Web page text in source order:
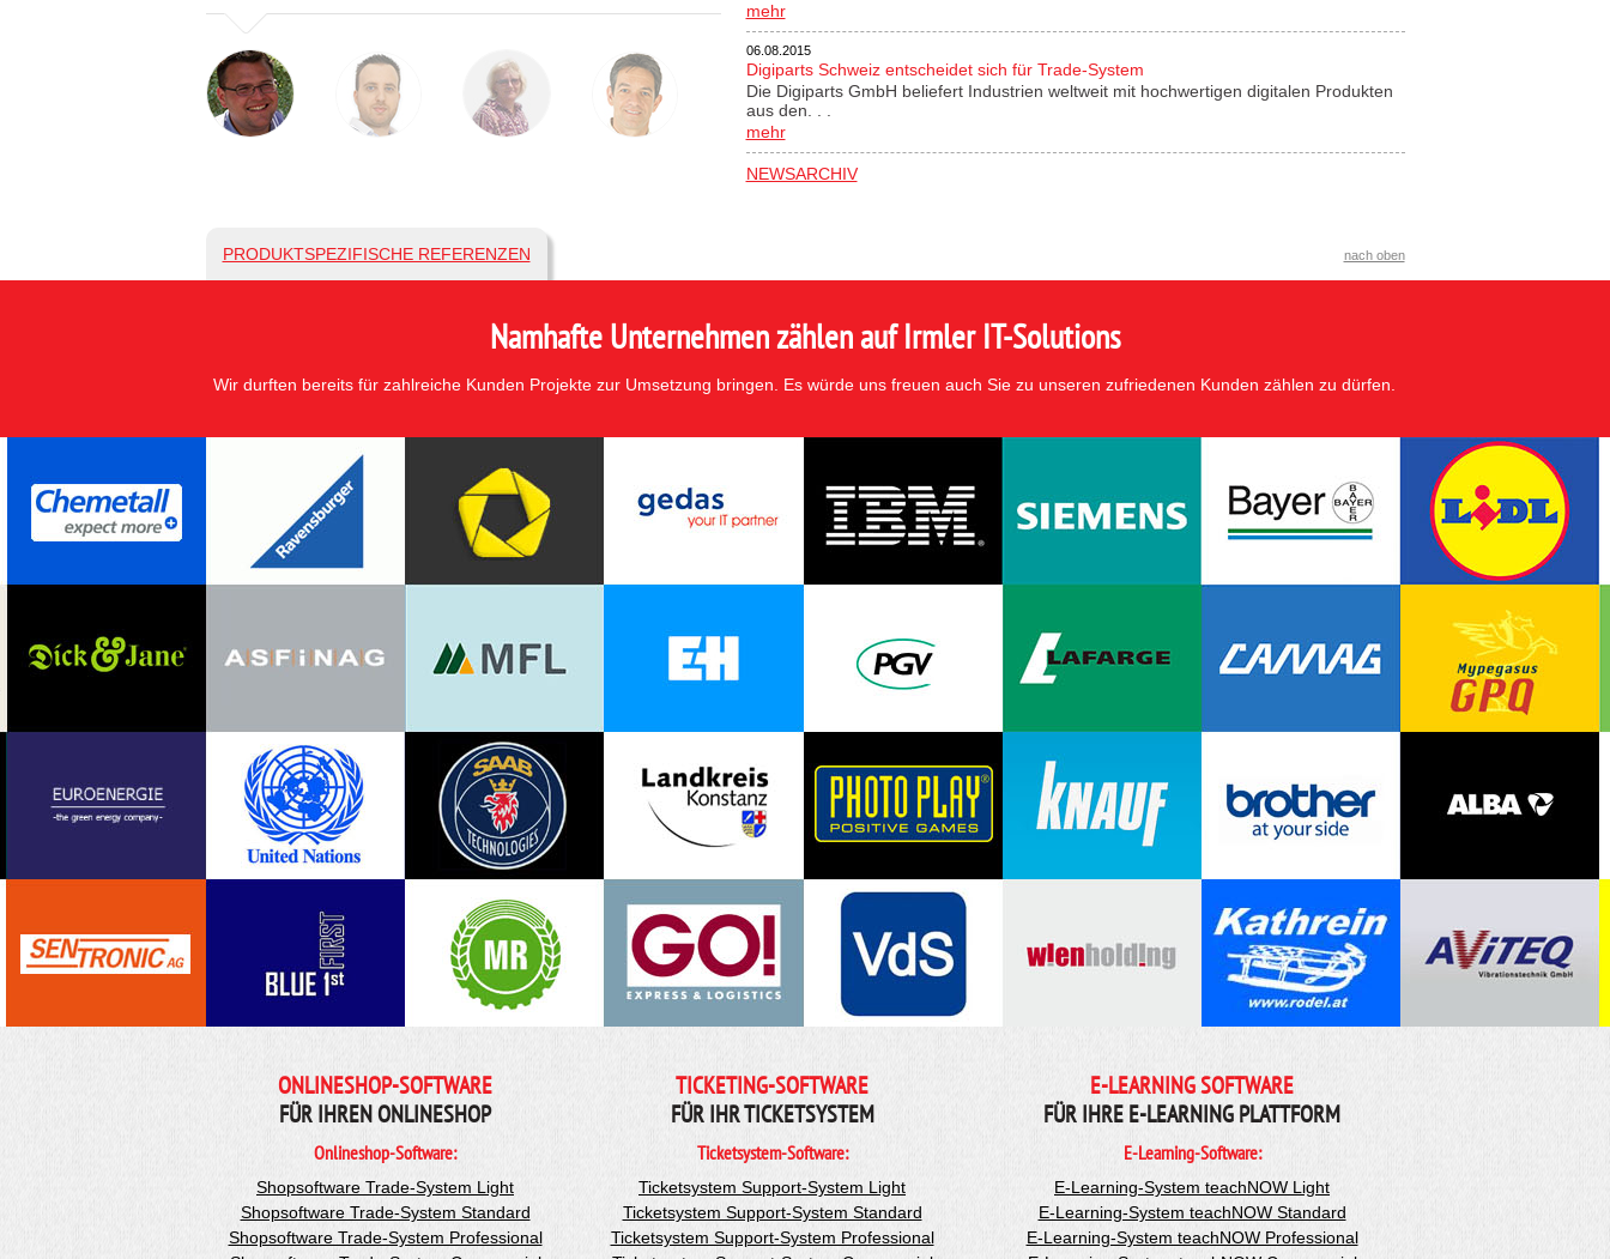
mehr
06.08.2015
Digiparts Schweiz entscheidet sich für Trade-System
Die Digiparts GmbH beliefert Industrien weltweit mit hochwertigen digitalen Produkten
aus den. . .
mehr
NEWSARCHIV
PRODUKTSPEZIFISCHE REFERENZEN nach oben
Namhafte Unternehmen zählen auf Irmler IT-Solutions
Wir durften bereits für zahlreiche Kunden Projekte zur Umsetzung bringen. Es würde uns freuen auch Sie zu unseren zufriedenen Kunden zählen zu dürfen.
ONLINESHOP-SOFTWARE
FÜR IHREN ONLINESHOP
Onlineshop-Software:
Shopsoftware Trade-System Light
Shopsoftware Trade-System Standard
Shopsoftware Trade-System Professional
TICKETING-SOFTWARE
FÜR IHR TICKETSYSTEM
Ticketsystem-Software:
Ticketsystem Support-System Light
Ticketsystem Support-System Standard
Ticketsystem Support-System Professional
E-LEARNING SOFTWARE
FÜR IHRE E-LEARNING PLATTFORM
E-Learning-Software:
E-Learning-System teachNOW Light
E-Learning-System teachNOW Standard
E-Learning-System teachNOW Professional